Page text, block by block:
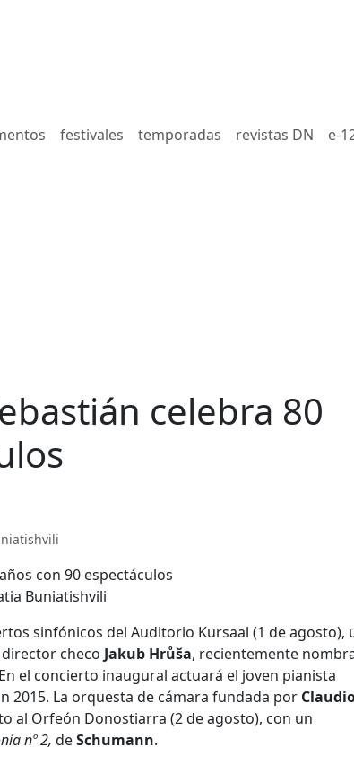
festivales temporadas revistas DN e-
celebra 80
Buniatishvili
sinfónicos del Auditorio Kursaal (1 de agosto),
checo Jakub Hrůša, recientemente
el concierto inaugural actuará el joven pianista
2015. La orquesta de cámara fundada por
al Orfeón Donostiarra (2 de agosto), con un
nº 2, deSchumann.